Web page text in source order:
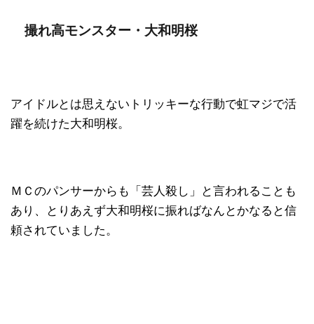
撮れ高モンスター・大和明桜
アイドルとは思えないトリッキーな行動で虹マジで活
躍を続けた大和明桜。
ＭＣのパンサーからも「芸人殺し」と言われることも
あり、とりあえず大和明桜に振ればなんとかなると信
頼されていました。